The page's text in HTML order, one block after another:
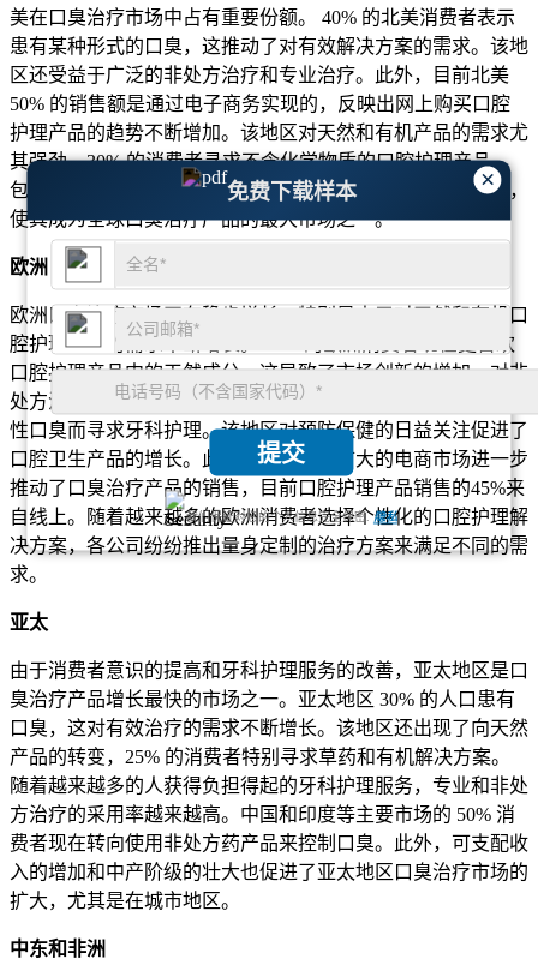
×
免费下载样本
提交
我们保证对您的个人信息完全保密.隐私
美在口臭治疗市场中占有重要份额。 40% 的北美消费者表示
患有某种形式的口臭，这推动了对有效解决方案的需求。该地
区还受益于广泛的非处方治疗和专业治疗。此外，目前北美
50% 的销售额是通过电子商务实现的，反映出网上购买口腔
护理产品的趋势不断增加。该地区对天然和有机产品的需求尤
其强劲，30% 的消费者寻求不含化学物质的口腔护理产品。
包括牙齿清洁和激光疗法在内的专业治疗在北美也更受欢迎，
使其成为全球口臭治疗产品的最大市场之一。
欧洲
欧洲口臭治疗市场正在稳步增长，特别是由于对天然和有机口
腔护理产品的需求不断增长。 35% 的欧洲消费者现在更喜欢
口腔护理产品中的天然成分，这导致了市场创新的增加。对非
处方治疗和专业治疗的需求也在增长，40% 的消费者因持续
性口臭而寻求牙科护理。该地区对预防保健的日益关注促进了
口腔卫生产品的增长。此外，欧洲不断扩大的电商市场进一步
推动了口臭治疗产品的销售，目前口腔护理产品销售的45%来
自线上。随着越来越多的欧洲消费者选择个性化的口腔护理解
决方案，各公司纷纷推出量身定制的治疗方案来满足不同的需
求。
亚太
由于消费者意识的提高和牙科护理服务的改善，亚太地区是口
臭治疗产品增长最快的市场之一。亚太地区 30% 的人口患有
口臭，这对有效治疗的需求不断增长。该地区还出现了向天然
产品的转变，25% 的消费者特别寻求草药和有机解决方案。
随着越来越多的人获得负担得起的牙科护理服务，专业和非处
方治疗的采用率越来越高。中国和印度等主要市场的 50% 消
费者现在转向使用非处方药产品来控制口臭。此外，可支配收
入的增加和中产阶级的壮大也促进了亚太地区口臭治疗市场的
扩大，尤其是在城市地区。
中东和非洲